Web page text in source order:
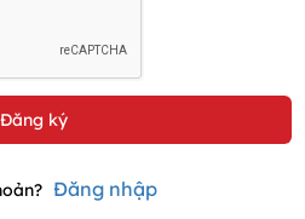
Đăng nhập